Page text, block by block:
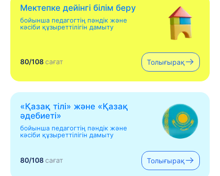
Мектепке дейінгі білім беру
бойынша педагогтің пәндік және
кәсіби құзыреттілігін дамыту
80/108сағат Толығырақ
«Қазақ тілі» жəне «Қазақ
əдебиеті»
бойынша педагогтің пәндік және
кәсіби құзыреттілігін дамыту
80/108сағат Толығырақ